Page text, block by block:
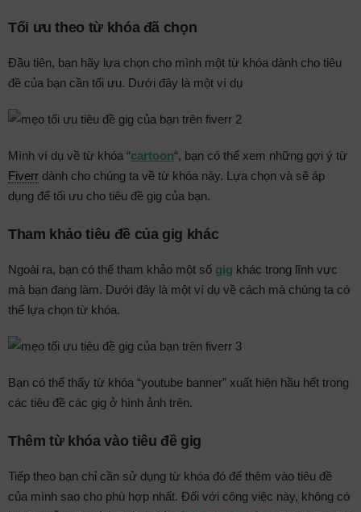
Tối ưu theo từ khóa đã chọn
Đầu tiên, bạn hãy lựa chọn cho mình một từ khóa dành cho tiêu
đề của bạn cần tối ưu. Dưới đây là một ví dụ
Mình ví dụ về từ khóa “cartoon“, bạn có thể xem những gợi ý từ
Fiverr dành cho chúng ta về từ khóa này. Lựa chọn và sẽ áp
dụng để tối ưu cho tiêu đề gig của bạn.
Tham khảo tiêu đề của gig khác
Ngoài ra, bạn có thể tham khảo một số gig khác trong lĩnh vực
mà bạn đang làm. Dưới đây là một ví dụ về cách mà chúng ta có
thể lựa chọn từ khóa.
Bạn có thể thấy từ khóa “youtube banner” xuất hiện hầu hết trong
các tiêu đề các gig ở hình ảnh trên.
Thêm từ khóa vào tiêu đề gig
Tiếp theo bạn chỉ cần sử dụng từ khóa đó để thêm vào tiêu đề
của mình sao cho phù hợp nhất. Đối với công việc này, không có